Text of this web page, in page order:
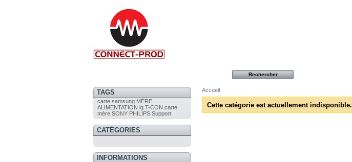
TAGS
carte samsung MÈRE
ALIMENTATION lg T-CON carte
mère SONY PHILIPS Support
CATÉGORIES
INFORMATIONS
Accueil
Cette catégorie est actuellement indisponible.